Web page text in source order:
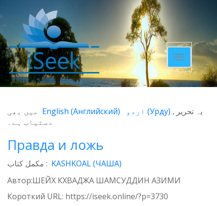
Toggle
navigation
یہ تحریر (Урду)
English (Английский)
میں بھی
دستیاب ہے۔
Правда и ложь
مکمل کتاب : KASHKOAL (ЧАША)
Автор:ШЕЙХ КХВАДЖА ШАМСУДДИН АЗИМИ
Короткий URL: https://iseek.online/?p=3730